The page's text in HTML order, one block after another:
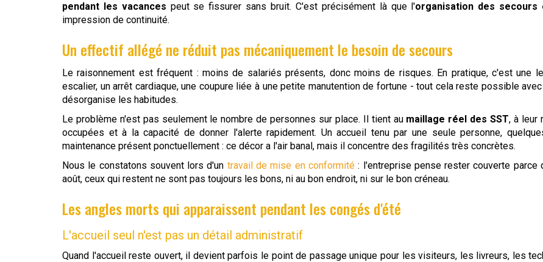
pendant les vacances peut se fissurer sans bruit. C'est précisément là que l'organisation des secours
impression de continuité.
Un effectif allégé ne réduit pas mécaniquement le besoin de secours
Le raisonnement est fréquent : moins de salariés présents, donc moins de risques. En pratique, c'est une
escalier, un arrêt cardiaque, une coupure liée à une petite manutention de fortune - tout cela reste possible avec
désorganise les habitudes.
Le problème n'est pas seulement le nombre de personnes sur place. Il tient au maillage réel des SST, à leur
occupées et à la capacité de donner l'alerte rapidement. Un accueil tenu par une seule personne,
maintenance présent ponctuellement : ce décor a l'air banal, mais il concentre des fragilités très concrètes.
Nous le constatons souvent lors d'un travail de mise en conformité: l'entreprise pense rester couverte parce
août, ceux qui restent ne sont pas toujours les bons, ni au bon endroit, ni sur le bon créneau.
Les angles morts qui apparaissent pendant les congés d'été
L'accueil seul n'est pas un détail administratif
Quand l'accueil reste ouvert, il devient parfois le point de passage unique pour les visiteurs, les livreurs, les